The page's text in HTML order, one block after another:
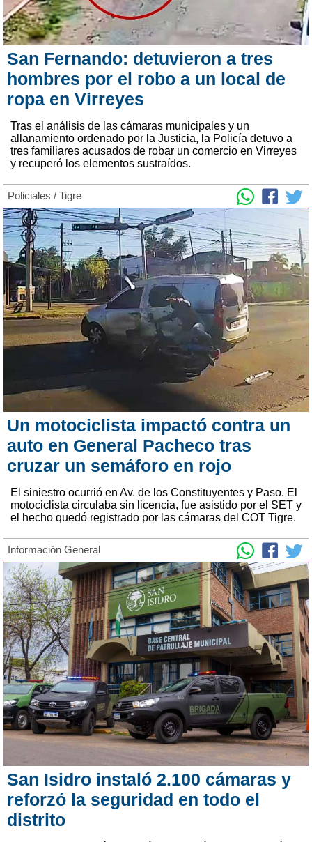
San Fernando: detuvieron a tres
hombres por el robo a un local de
ropa en Virreyes
Tras el análisis de las cámaras municipales y un
allanamiento ordenado por la Justicia, la Policía detuvo a
tres familiares acusados de robar un comercio en Virreyes
y recuperó los elementos sustraídos.
Policiales / Tigre
Un motociclista impactó contra un
auto en General Pacheco tras
cruzar un semáforo en rojo
El siniestro ocurrió en Av. de los Constituyentes y Paso. El
motociclista circulaba sin licencia, fue asistido por el SET y
el hecho quedó registrado por las cámaras del COT Tigre.
Información General
San Isidro instaló 2.100 cámaras y
reforzó la seguridad en todo el
distrito